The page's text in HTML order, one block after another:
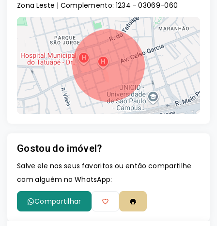
Zona Leste | Complemento: 1234 - 03069-060
Gostou do imóvel?
Salve ele nos seus favoritos ou então compartilhe
com alguém no WhatsApp:
Compartilhar